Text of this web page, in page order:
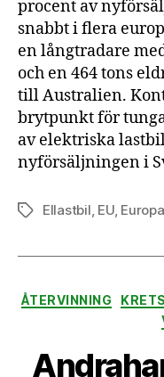
procent av
snabbt i flera
en långtradare
och en 464 tons
till Australien.
brytpunkt för
av elektriska
nyförsäljningen i
Etiketter
Ellastbil, EU, Europa
ÅTERVINNING